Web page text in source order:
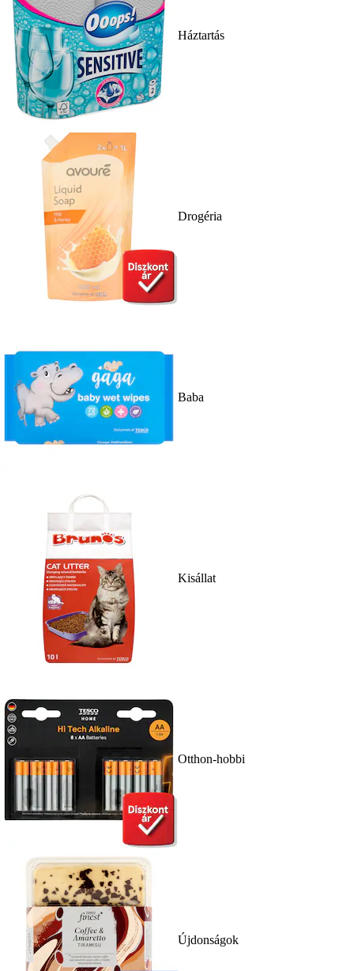
Háztartás
Drogéria
Baba
Kisállat
Otthon-hobbi
Újdonságok